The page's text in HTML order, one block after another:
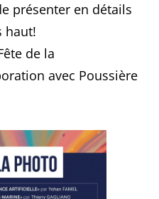
présenter en détails
haut!
de la
avec Poussière